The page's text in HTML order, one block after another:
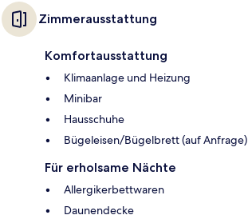
Zimmerausstattung
Komfortausstattung
Klimaanlage und Heizung
Minibar
Hausschuhe
Bügeleisen/Bügelbrett (auf Anfrage)
Für erholsame Nächte
Allergikerbettwaren
Daunendecke